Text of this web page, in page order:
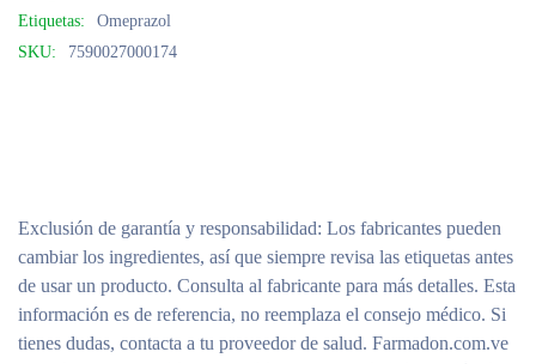
Etiquetas:
Omeprazol
SKU:
7590027000174
Exclusión de garantía y responsabilidad: Los fabricantes pueden
cambiar los ingredientes, así que siempre revisa las etiquetas antes
de usar un producto. Consulta al fabricante para más detalles. Esta
información es de referencia, no reemplaza el consejo médico. Si
tienes dudas, contacta a tu proveedor de salud. Farmadon.com.ve